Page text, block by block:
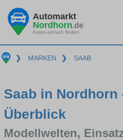
Automarkt
Nordhorn.de
Autos einfach finden
❯ MARKEN ❯ SAAB
Saab in Nordhorn
Überblick
Modellwelten,